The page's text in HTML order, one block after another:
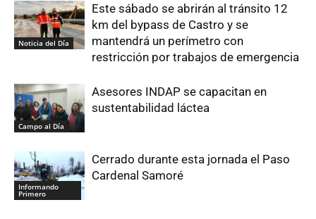
Noticia del Día
Este sábado se abrirán al tránsito 12
km del bypass de Castro y se
mantendrá un perímetro con
restricción por trabajos de emergencia
Campo al Día
Asesores INDAP se capacitan en
sustentabilidad láctea
Informando
Primero
Cerrado durante esta jornada el Paso
Cardenal Samoré